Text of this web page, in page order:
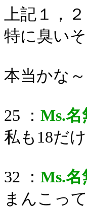
上記１，
特に臭いそ
本当かな
25 ： Ms.名
私も18だ
32 ： Ms.名
まんこっ